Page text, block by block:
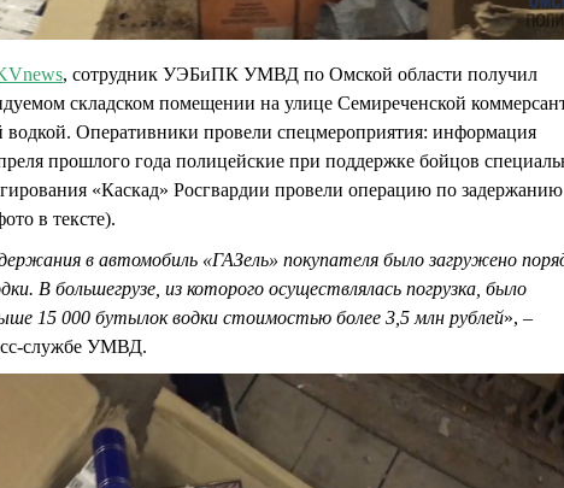
, сотрудник УЭБиПК УМВД по Омской области получил
складском помещении на улице Семиреченской
водкой. Оперативники провели спецмероприятия: информация
прошлого года полицейские при поддержке бойцов
«Каскад» Росгвардии провели операцию по задержанию
в тексте).
в автомобиль «ГАЗель» покупателя было загружено
В большегрузе, из которого осуществлялась погрузка, было
15 000 бутылок водки стоимостью более 3,5 млн рублей», –
службе УМВД.